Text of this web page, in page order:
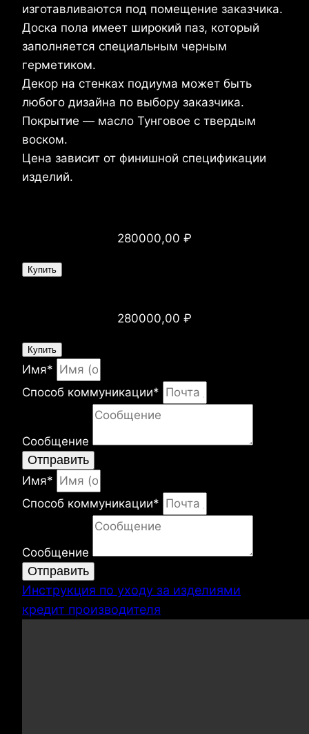
изготавливаются под помещение заказчика.
Доска пола имеет широкий паз, который
заполняется специальным черным
герметиком.
Декор на стенках подиума может быть
любого дизайна по выбору заказчика.
Покрытие — масло Тунговое с твердым
воском.
Цена зависит от финишной спецификации
изделий.
280000,00 ₽
Купить
280000,00 ₽
Купить
Имя*
Способ коммуникации*
Сообщение
Отправить
Имя*
Способ коммуникации*
Сообщение
Отправить
Инструкция по уходу за изделиями
кредит производителя